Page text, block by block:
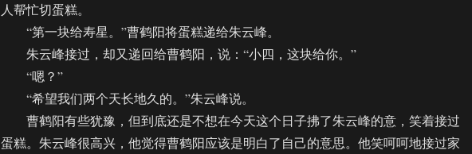
人帮忙切蛋糕。
“第一块给寿星。”曹鹤阳将蛋糕递给朱云峰。
朱云峰接过，却又递回给曹鹤阳，说：“小四，这块给你。”
“嗯？”
“希望我们两个天长地久的。”朱云峰说。
曹鹤阳有些犹豫，但到底还是不想在今天这个日子拂了朱云峰的意，笑着接过
蛋糕。朱云峰很高兴，他觉得曹鹤阳应该是明白了自己的意思。他笑呵呵地接过家